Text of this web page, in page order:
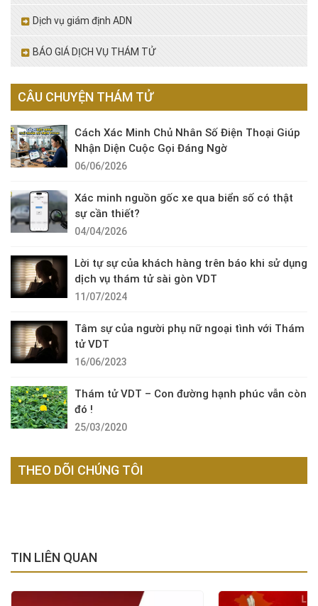
Dịch vụ giám định ADN
BÁO GIÁ DỊCH VỤ THÁM TỬ
CÂU CHUYỆN THÁM TỬ
Cách Xác Minh Chủ Nhân Số Điện Thoại Giúp
Nhận Diện Cuộc Gọi Đáng Ngờ
06/06/2026
Xác minh nguồn gốc xe qua biển số có thật
sự cần thiết?
04/04/2026
Lời tự sự của khách hàng trên báo khi sử dụng
dịch vụ thám tử sài gòn VDT
11/07/2024
Tâm sự của người phụ nữ ngoại tình với Thám
tử VDT
16/06/2023
Thám tử VDT – Con đường hạnh phúc vẫn còn
đó !
25/03/2020
THEO DÕI CHÚNG TÔI
TIN LIÊN QUAN